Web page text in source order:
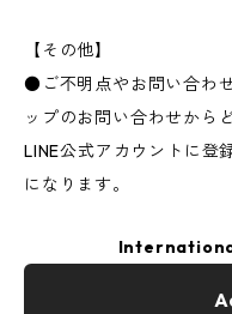
【その他】
●ご不明点やお問い合わ
ップのお問い合わせから
LINE公式アカウントに登
になります。